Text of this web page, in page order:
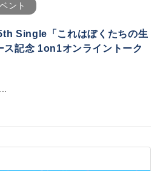
ント
Single「これはぼくたちの生
ス記念 1on1オンライントーク